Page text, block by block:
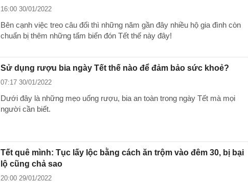
16:00 30/01/2022
Bên cạnh việc treo câu đối thì những năm gần đây nhiều hộ gia đình còn
chuẩn bị thêm những tấm biển đón Tết thế này đây!
Sử dụng rượu bia ngày Tết thế nào để đảm bảo sức khoẻ?
07:17 30/01/2022
Dưới đây là những mẹo uống rượu, bia an toàn trong ngày Tết mà mọi
người cần biết.
Tết quê mình: Tục lấy lộc bằng cách ăn trộm vào đêm 30, bị bại
lộ cũng chả sao
20:00 29/01/2022